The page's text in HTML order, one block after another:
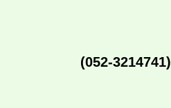
(052-3214741) רכישה באתר או